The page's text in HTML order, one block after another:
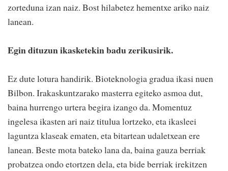
zorteduna izan naiz. Bost hilabetez hementxe ariko naiz
lanean.
Egin dituzun ikasketekin badu zerikusirik.
Ez dute lotura handirik. Bioteknologia gradua ikasi nuen
Bilbon. Irakaskuntzarako masterra egiteko asmoa dut,
baina hurrengo urtera begira izango da. Momentuz
ingelesa ikasten ari naiz titulua lortzeko, eta ikasleei
laguntza klaseak ematen, eta bitartean udaletxean ere
lanean. Beste mota bateko lana da, baina gauza berriak
probatzea ondo etortzen dela, eta bide berriak irekitzen